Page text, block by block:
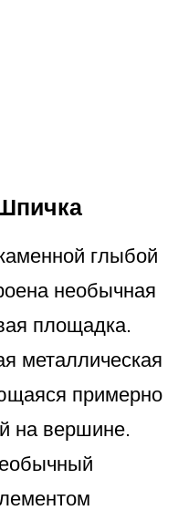
глыбой
необычная
площадка.
металлическая
примерно
на вершине.